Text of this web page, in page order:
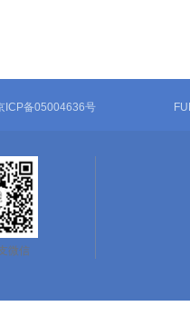
ICP备05004636号
微信